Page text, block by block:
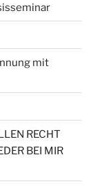
mit
RECHT
BEI MIR